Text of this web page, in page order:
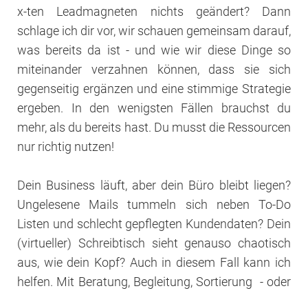
x-ten Leadmagneten nichts geändert? Dann
schlage ich dir vor, wir schauen gemeinsam darauf,
was bereits da ist - und wie wir diese Dinge so
miteinander verzahnen können, dass sie sich
gegenseitig ergänzen und eine stimmige Strategie
ergeben. In den wenigsten Fällen brauchst du
mehr, als du bereits hast. Du musst die Ressourcen
nur richtig nutzen!
Dein Business läuft, aber dein Büro bleibt liegen?
Ungelesene Mails tummeln sich neben To-Do
Listen und schlecht gepflegten Kundendaten? Dein
(virtueller) Schreibtisch sieht genauso chaotisch
aus, wie dein Kopf? Auch in diesem Fall kann ich
helfen. Mit Beratung, Begleitung, Sortierung - oder